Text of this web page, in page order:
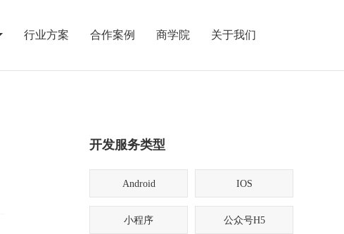
行业方案 合作案例 商学院 关于我们
开发服务类型
Android IOS
小程序 公众号H5